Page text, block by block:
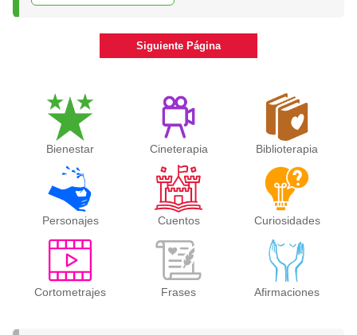
Siguiente Página
Bienestar Cineterapia Biblioterapia
Personajes Cuentos Curiosidades
Cortometrajes Frases Afirmaciones